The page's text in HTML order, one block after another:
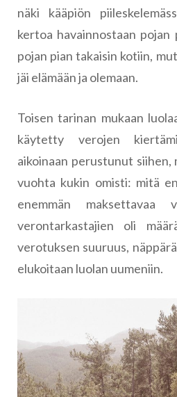
näki kääpiön
kertoa havainnostaan pojan
pojan pian takaisin kotiin,
jäi elämään ja olemaan.
Toisen tarinan mukaan
käytetty verojen
aikoinaan perustunut siihen,
vuohta kukin omisti: mitä
enemmän maksettavaa
verontarkastajien oli
verotuksen suuruus,
elukoitaan luolan uumeniin.